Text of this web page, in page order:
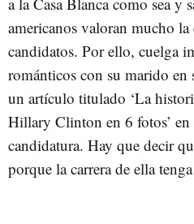
americanos valoran mucho
candidatos. Por ello, cuelga
románticos con su marido en
un artículo titulado ‘La
Hillary Clinton en 6 fotos’ en
candidatura. Hay que decir
porque la carrera de ella